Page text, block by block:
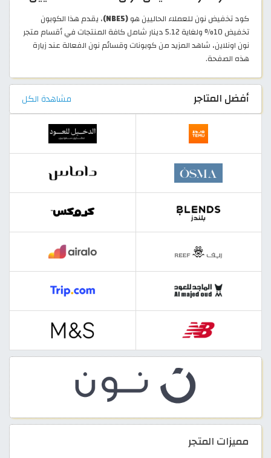
كود تخفيض نون للعملاء الحاليين هو(NBE5)
، يقدم هذا الكوبون
تخفيض 10% ولغاية 5.12 دينار شامل كافة المنتجات في أقسام متجر
نون اونلاين، شاهد المزيد من كوبونات وقسائم نون الفعالة عند زيارة
هذه الصفحة.
أفضل المتاجر مشاهدة الكل
مميزات المتجر